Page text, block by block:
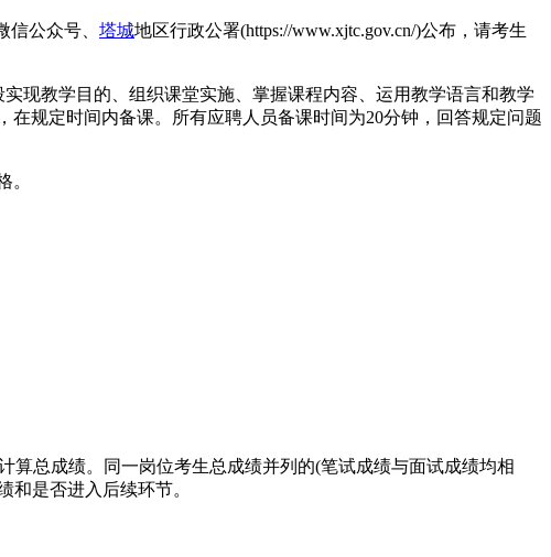
信公众号、 塔城地区行政公署(https://www.xjtc.gov.cn/)公布，请考生
现教学目的、组织课堂实施、掌握课程内容、运用教学语言和教学
规定时间内备课。所有应聘人员备课时间为20分钟，回答规定问题
。
算总成绩。同一岗位考生总成绩并列的(笔试成绩与面试成绩均相
和是否进入后续环节。